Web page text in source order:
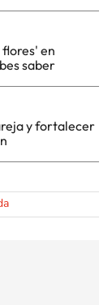
flores' en
saber
y fortalecer